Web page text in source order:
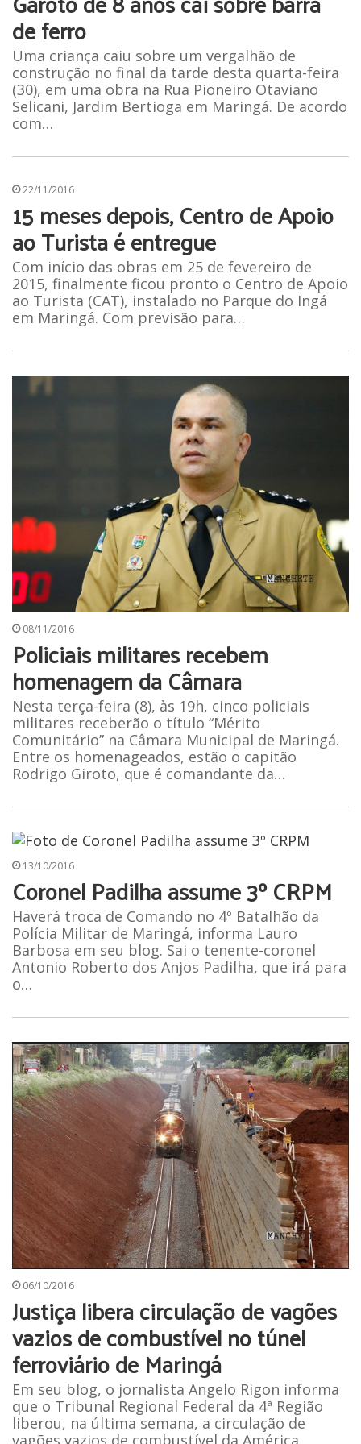
de ferro
Uma criança caiu sobre um vergalhão de
construção no final da tarde desta quarta-feira
(30), em uma obra na Rua Pioneiro Otaviano
Selicani, Jardim Bertioga em Maringá. De acordo
com…
22/11/2016
15 meses depois, Centro de Apoio
ao Turista é entregue
Com início das obras em 25 de fevereiro de
2015, finalmente ficou pronto o Centro de Apoio
ao Turista (CAT), instalado no Parque do Ingá
em Maringá. Com previsão para…
08/11/2016
Policiais militares recebem
homenagem da Câmara
Nesta terça-feira (8), às 19h, cinco policiais
militares receberão o título “Mérito
Comunitário” na Câmara Municipal de Maringá.
Entre os homenageados, estão o capitão
Rodrigo Giroto, que é comandante da…
13/10/2016
Coronel Padilha assume 3º CRPM
Haverá troca de Comando no 4º Batalhão da
Polícia Militar de Maringá, informa Lauro
Barbosa em seu blog. Sai o tenente-coronel
Antonio Roberto dos Anjos Padilha, que irá para
o…
06/10/2016
Justiça libera circulação de vagões
vazios de combustível no túnel
ferroviário de Maringá
Em seu blog, o jornalista Angelo Rigon informa
que o Tribunal Regional Federal da 4ª Região
liberou, na última semana, a circulação de
vagões vazios de combustível da América